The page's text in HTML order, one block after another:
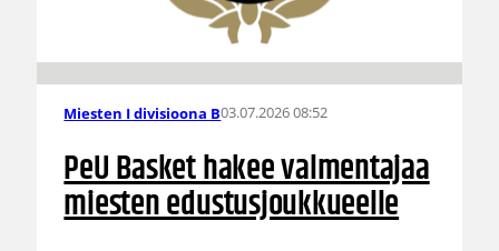
Miesten I divisioona B03.07.2026 08:52
PeU Basket hakee valmentajaa
miesten edustusjoukkueelle